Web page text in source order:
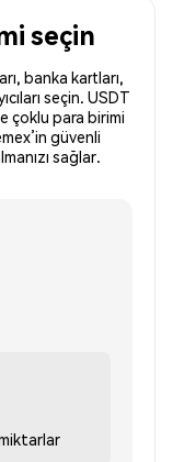
seçin
banka kartları,
seçin. USDT
çoklu para birimi
güvenli
sağlar.